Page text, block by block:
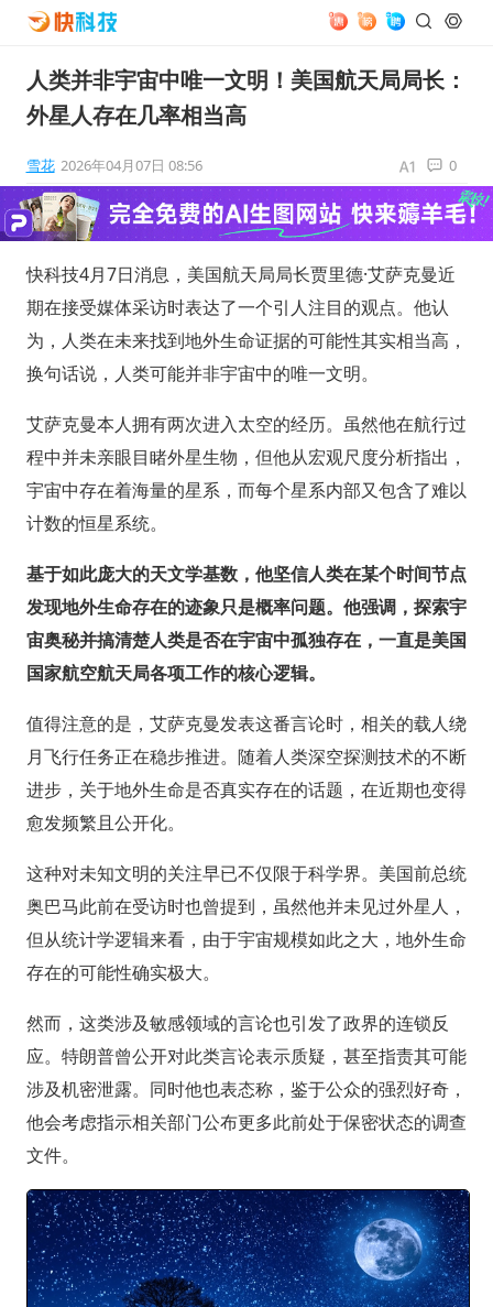
人类并非宇宙中唯一文明！美国航天局局长：
外星人存在几率相当高
雪花 2026年04月07日 08:56 0
快科技4月7日消息，美国航天局局长贾里德·艾萨克曼近
期在接受媒体采访时表达了一个引人注目的观点。他认
为，人类在未来找到地外生命证据的可能性其实相当高，
换句话说，人类可能并非宇宙中的唯一文明。
艾萨克曼本人拥有两次进入太空的经历。虽然他在航行过
程中并未亲眼目睹外星生物，但他从宏观尺度分析指出，
宇宙中存在着海量的星系，而每个星系内部又包含了难以
计数的恒星系统。
基于如此庞大的天文学基数，他坚信人类在某个时间节点
发现地外生命存在的迹象只是概率问题。他强调，探索宇
宙奥秘并搞清楚人类是否在宇宙中孤独存在，一直是美国
国家航空航天局各项工作的核心逻辑。
值得注意的是，艾萨克曼发表这番言论时，相关的载人绕
月飞行任务正在稳步推进。随着人类深空探测技术的不断
进步，关于地外生命是否真实存在的话题，在近期也变得
愈发频繁且公开化。
这种对未知文明的关注早已不仅限于科学界。美国前总统
奥巴马此前在受访时也曾提到，虽然他并未见过外星人，
但从统计学逻辑来看，由于宇宙规模如此之大，地外生命
存在的可能性确实极大。
然而，这类涉及敏感领域的言论也引发了政界的连锁反
应。特朗普曾公开对此类言论表示质疑，甚至指责其可能
涉及机密泄露。同时他也表态称，鉴于公众的强烈好奇，
他会考虑指示相关部门公布更多此前处于保密状态的调查
文件。